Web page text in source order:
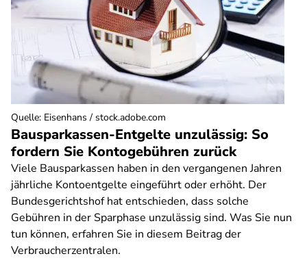
Bausparkassen-Entgelte unzulässig: So
fordern Sie Kontogebühren zurück
Viele Bausparkassen haben in den vergangenen Jahren
jährliche Kontoentgelte eingeführt oder erhöht. Der
Bundesgerichtshof hat entschieden, dass solche
Gebühren in der Sparphase unzulässig sind. Was Sie nun
tun können, erfahren Sie in diesem Beitrag der
Verbraucherzentralen.
Quelle: Eisenhans / stock.adobe.com